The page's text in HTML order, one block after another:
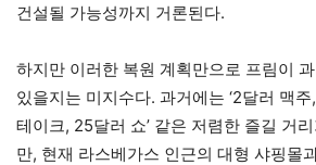
건설될 가능성까지 거론된다.
하지만 이러한 복원 계획만으로 프림이
있을지는 미지수다. 과거에는 ‘2달러 맥
테이크, 25달러 쇼’ 같은 저렴한 즐길 거
만, 현재 라스베가스 인근의 대형 샤핑몰